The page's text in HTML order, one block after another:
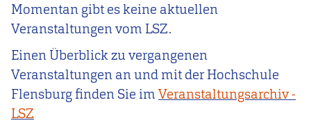
main
page
Momentan gibt es keine aktuellen
Veranstaltungen vom LSZ.
Einen Überblick zu vergangenen
Veranstaltungen an und mit der Hochschule
Flensburg finden Sie im Veranstaltungsarchiv -
LSZ